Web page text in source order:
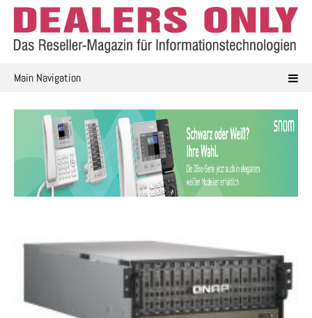
Skip
content
Main Navigation